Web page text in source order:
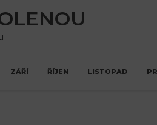
ZÁŘÍ ŘÍJEN LISTOPAD